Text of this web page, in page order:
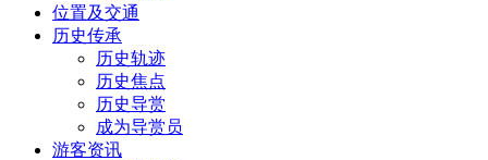
位置及交通
历史传承
历史轨迹
历史焦点
历史导赏
成为导赏员
游客资讯